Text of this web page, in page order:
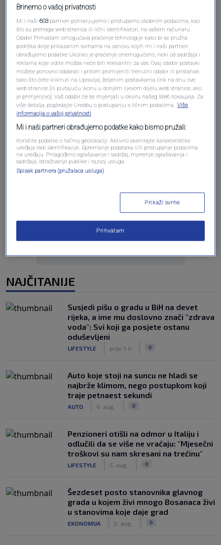
Oglas
NAJČITANIJE
Susjedi pišu o gradu u BiH na devet
rijeka, a ime mu doslovno znači "zdrava
voda": Svi koji ga posjete ostanu
oduševljeni
LIFESTYLE prije 5 h 0
Auto koje stoji na suncu ne hladi se
najbrže klimom, nego postupkom koji
traje petnaest sekundi
AUTO 6. aug. 0
Penzioneri otišli na odmor u Italiju i
odlučili da se više ne vraćaju: "Mjesečni
troškovi su nam skresani na trećinu"
LIFESTYLE 5. aug. 0
Šezdeset posto stanovnika glavnog
grada u kojem živi mnogo Bosanaca živi
u stanovima koje daje grad
EKONOMIJA 5. aug. 0
Brinemo o vašoj privatnosti
Mi i naši603 partneri pohranjujemo i pristupamo osobnim podacima, kao
što su pretraga web stranica ili lični identifikatori, na vašem računaru .
Odabir Prihvatam omogućava praćenje tehnologije kako bi se pružila
podrška dolje prikazanim svrhama na osnovu kojih mi i naši partneri
obrađujemo podatke Ukoliko je praćenje onemogućeno, neki od sadržaja i
reklama koje vidite možda neće biti relevantni za vas. Ovaj odabir postavki
možete ponovno odabrati i pritom promijeniti trenutni odabir ili pristanak
tako što ćete kliknuti na Upravljaj željenim postavkama link na dnu ove
web stranice [ili plutajuću ikonu u donjem lijevom dijelu web stranice, ako
je primjenjivo]. Vaš odabir će se mijenjati u okviru našeg Wеб локација. Za
više detalja, pogledajte Uredbu o postupanju s ličnim podacima. Više
informacija o vašoj privatnosti
Mi i naši partneri obrađujemo podatke kako bismo pružali:
Koristite podatke o tačnoj geolokaciji. Aktivno skenirajte karakteristike
uređaja radi identifikacije. Spremanje podataka i/ili pristupanje podacima
na uređaju. Prilagođeno oglašavanje i sadržaj, mjerenje oglašavanja i
sadržaja, istraživanje publike i razvoj usluga.
Spisak partnera (pružalaca usluga)
Prikaži svrhe
Prihvatam